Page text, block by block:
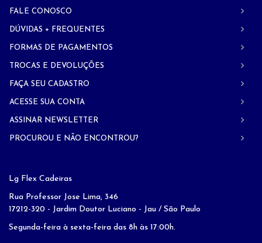
FALE CONOSCO
DÚVIDAS + FREQUENTES
FORMAS DE PAGAMENTOS
TROCAS E DEVOLUÇÕES
FAÇA SEU CADASTRO
ACESSE SUA CONTA
ASSINAR NEWSLETTER
PROCUROU E NÃO ENCONTROU?
Lg Flex Cadeiras
Rua Professor Jose Lima, 346
17212-320 - Jardim Doutor Luciano - Jau / São Paulo
Segunda-feira à sexta-feira das 8h às 17:00h.